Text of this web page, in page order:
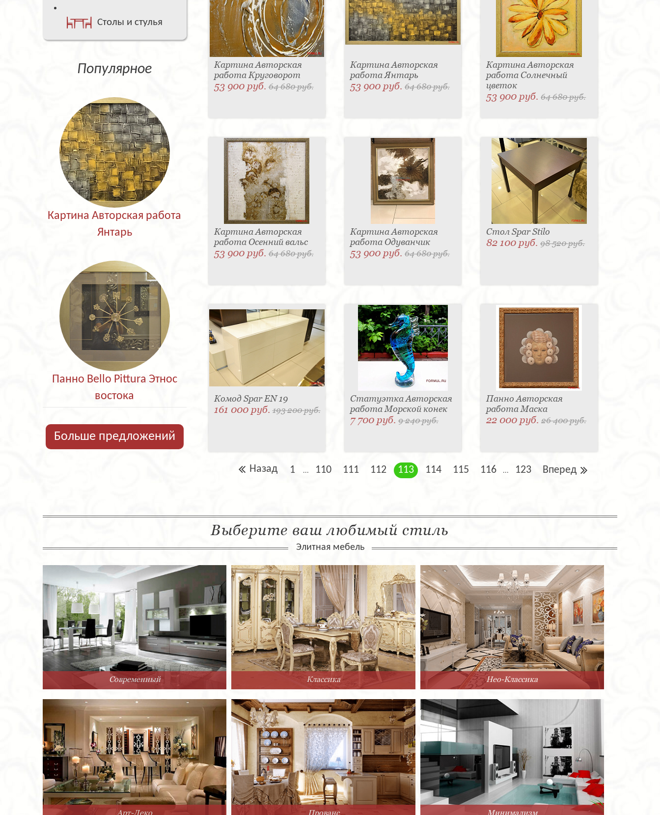
Столы и стулья
Популярное
Картина Авторская работа
Янтарь
Панно Bello Pittura Этнос
востока
Больше предложений
Картина Авторская
работа Круговорот
53 900 руб.64 680 руб.
Картина Авторская
работа Янтарь
53 900 руб. 64 680 руб.
Картина Авторская
работа Солнечный
цветок
53 900 руб.64 680 руб.
Картина Авторская
работа Осенний вальс
53 900 руб.64 680 руб.
Картина Авторская
работа Одуванчик
53 900 руб. 64 680 руб.
Стол Spar Stilo
82 100 руб.98 520 руб.
Комод Spar EN 19
161 000 руб.193 200 руб.
Статуэтка Авторская
работа Морской конек
7 700 руб. 9 240 руб.
Панно Авторская
работа Маска
22 000 руб.26 400 руб.
Назад 1 ... 110 111 112 113 114 115 116 ... 123 Вперед
Выберите ваш любимый стиль
Элитная мебель
Современный Классика Нео-Классика
Арт-Деко Прованс Минимализм